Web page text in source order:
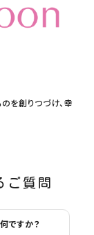
を創りつづけ、幸
ご質問
ですか？